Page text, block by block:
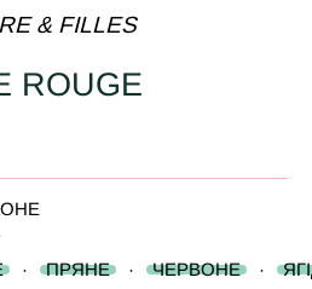
& FILLES
ROUGE
· ПРЯНЕ · ЧЕРВОНЕ ·